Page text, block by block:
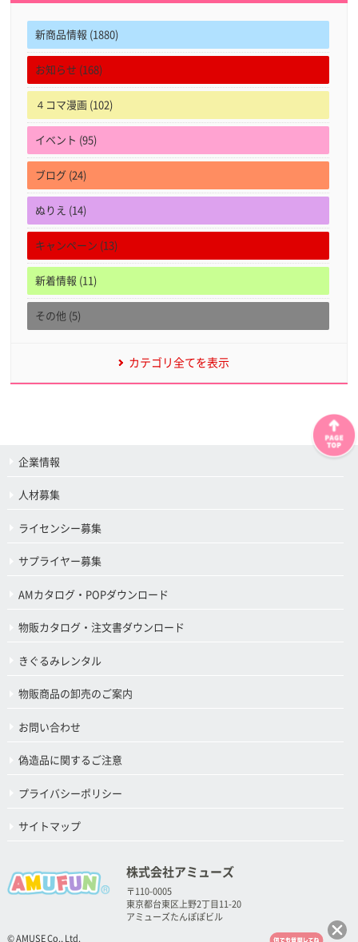
新商品情報 (1880)
お知らせ (168)
４コマ漫画 (102)
イベント (95)
ブログ (24)
ぬりえ (14)
キャンペーン (13)
新着情報 (11)
その他 (5)
カテゴリ全てを表示
企業情報
人材募集
ライセンシー募集
サプライヤー募集
AMカタログ・POPダウンロード
物販カタログ・注文書ダウンロード
きぐるみレンタル
物販商品の卸売のご案内
お問い合わせ
偽造品に関するご注意
プライバシーポリシー
サイトマップ
株式会社アミューズ
〒110-0005
東京都台東区上野2丁目11-20
アミューズたんぽぽビル
© AMUSE Co., Ltd.